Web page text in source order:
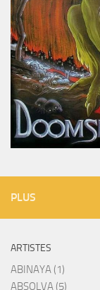
PLUS
ARTISTES
ABINAYA (1)
ABSOLVA (5)